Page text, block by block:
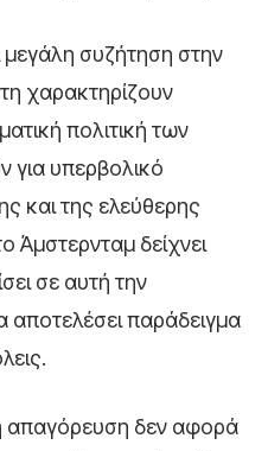
μεγάλη συζήτηση στην
χαρακτηρίζουν
πολιτική των
για υπερβολικό
και της ελεύθερης
Άμστερνταμ δείχνει
σε αυτή την
αποτελέσει παράδειγμα
απαγόρευση δεν αφορά